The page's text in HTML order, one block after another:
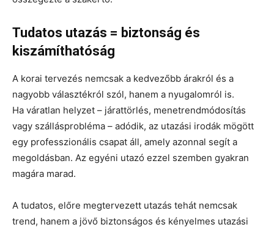
Tudatos utazás = biztonság és
kiszámíthatóság
A korai tervezés nemcsak a kedvezőbb árakról és a
nagyobb választékról szól, hanem a nyugalomról is.
Ha váratlan helyzet – járattörlés, menetrendmódosítás
vagy szállásprobléma – adódik, az utazási irodák mögött
egy professzionális csapat áll, amely azonnal segít a
megoldásban. Az egyéni utazó ezzel szemben gyakran
magára marad.
A tudatos, előre megtervezett utazás tehát nemcsak
trend, hanem a jövő biztonságos és kényelmes utazási